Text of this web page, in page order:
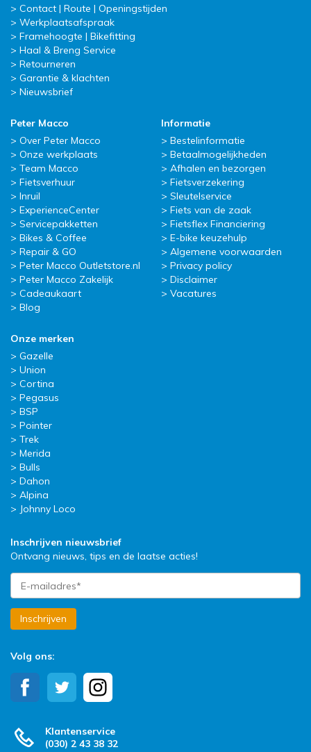
Contact | Route | Openingstijden
Werkplaatsafspraak
Framehoogte | Bikefitting
Haal & Breng Service
Retourneren
Garantie & klachten
Nieuwsbrief
Peter Macco
Over Peter Macco
Onze werkplaats
Team Macco
Fietsverhuur
Inruil
ExperienceCenter
Servicepakketten
Bikes & Coffee
Repair & GO
Peter Macco Outletstore.nl
Peter Macco Zakelijk
Cadeaukaart
Blog
Informatie
Bestelinformatie
Betaalmogelijkheden
Afhalen en bezorgen
Fietsverzekering
Sleutelservice
Fiets van de zaak
Fietsflex Financiering
E-bike keuzehulp
Algemene voorwaarden
Privacy policy
Disclaimer
Vacatures
Onze merken
Gazelle
Union
Cortina
Pegasus
BSP
Pointer
Trek
Merida
Bulls
Dahon
Alpina
Johnny Loco
Inschrijven nieuwsbrief
Ontvang nieuws, tips en de laatse acties!
Inschrijven
Volg ons:
Klantenservice
(030) 2 43 38 32